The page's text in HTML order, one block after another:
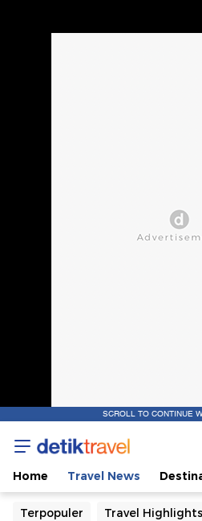
SCROLL TO CONTINUE
Home Travel News
Terpopuler Travel Highlights